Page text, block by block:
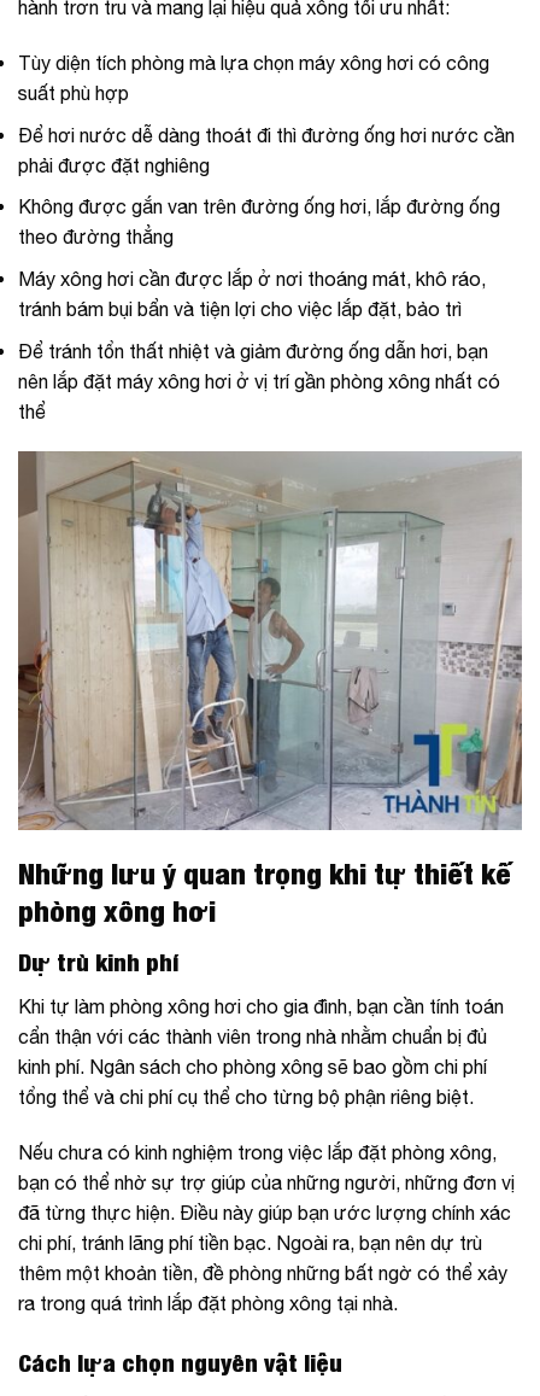
hành trơn tru và mang lại hiệu quả xông tối ưu nhất:
Tùy diện tích phòng mà lựa chọn máy xông hơi có công
suất phù hợp
Để hơi nước dễ dàng thoát đi thì đường ống hơi nước cần
phải được đặt nghiêng
Không được gắn van trên đường ống hơi, lắp đường ống
theo đường thẳng
Máy xông hơi cần được lắp ở nơi thoáng mát, khô ráo,
tránh bám bụi bẩn và tiện lợi cho việc lắp đặt, bảo trì
Để tránh tổn thất nhiệt và giảm đường ống dẫn hơi, bạn
nên lắp đặt máy xông hơi ở vị trí gần phòng xông nhất có
thể
Những lưu ý quan trọng khi tự thiết kế
phòng xông hơi
Dự trù kinh phí
Khi tự làm phòng xông hơi cho gia đình, bạn cần tính toán
cẩn thận với các thành viên trong nhà nhằm chuẩn bị đủ
kinh phí. Ngân sách cho phòng xông sẽ bao gồm chi phí
tổng thể và chi phí cụ thể cho từng bộ phận riêng biệt.
Nếu chưa có kinh nghiệm trong việc lắp đặt phòng xông,
bạn có thể nhờ sự trợ giúp của những người, những đơn vị
đã từng thực hiện. Điều này giúp bạn ước lượng chính xác
chi phí, tránh lãng phí tiền bạc. Ngoài ra, bạn nên dự trù
thêm một khoản tiền, đề phòng những bất ngờ có thể xảy
ra trong quá trình lắp đặt phòng xông tại nhà.
Cách lựa chọn nguyên vật liệu